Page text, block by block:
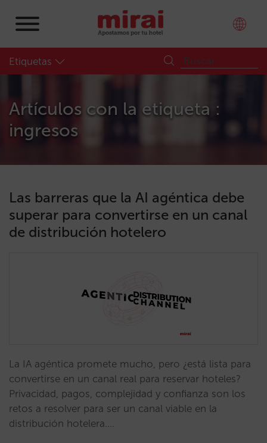
Etiquetas
Artículos con la etiqueta :
ingresos
Las barreras que la AI agéntica debe
superar para convertirse en un canal
de distribución hotelero
La IA agéntica promete mucho, pero ¿está lista para
convertirse en un canal real para reservar hoteles?
Privacidad, pagos, complejidad y confianza son los
retos a resolver para ser un canal viable en la
distribución hotelera.…